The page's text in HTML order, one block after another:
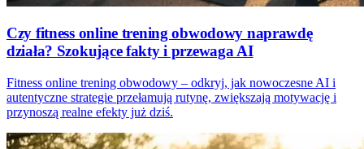
Czy fitness online trening obwodowy naprawdę
działa? Szokujące fakty i przewaga AI
Fitness online trening obwodowy – odkryj, jak nowoczesne AI i
autentyczne strategie przełamują rutynę, zwiększają motywację i
przynoszą realne efekty już dziś.